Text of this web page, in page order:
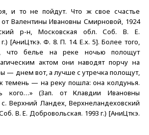
и то не пойдут. Что ж свое счастье
от Валентины Ивановны Смирновой, 1924
р-н, Московская обл. Соб. В. Е.
[АниЦткэ. Ф. 8. П. 14. Е.х. 5]. Более того,
что белье на реке ночью полощут
актом они наводят порчу на
— днем вот, а лучше с утречка полощут,
темень — на реку пошла: она колдунья.
кого…» (Зап. от Клавдии Ивановны
Верхний Ландех, Верхнеландеховский
В. Е. Добровольская. 1993 г.) [АниЦткэ.